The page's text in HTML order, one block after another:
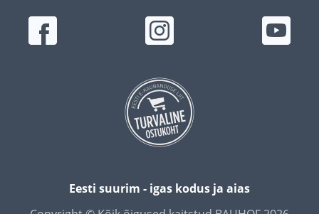
Eesti suurim - igas kodus ja aias